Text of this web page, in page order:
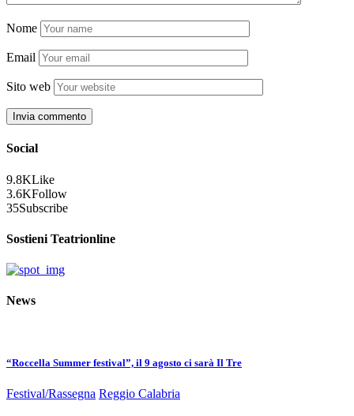
Nome
Email
Sito web
Social
9.8KLike
3.6KFollow
35Subscribe
Sostieni Teatrionline
News
“Roccella Summer festival”, il 9 agosto ci sarà Il Tre
Festival/Rassegna Reggio Calabria